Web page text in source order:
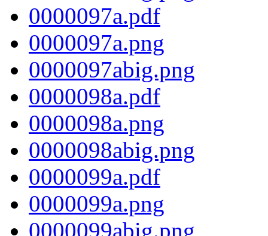
0000097a.pdf
0000097a.png
0000097abig.png
0000098a.pdf
0000098a.png
0000098abig.png
0000099a.pdf
0000099a.png
0000099abig.png